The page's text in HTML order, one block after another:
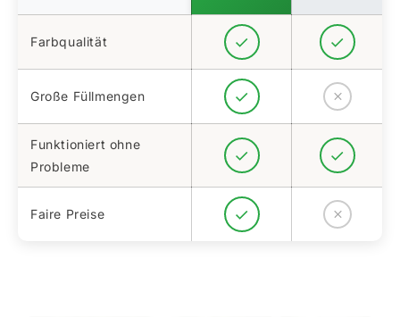
Farbqualität
Große Füllmengen
Funktioniert ohne
Probleme
Faire Preise